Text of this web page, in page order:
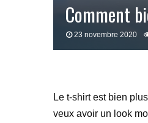
Comment
23 novembre 2020
Le t-shirt est bien
veux avoir un look